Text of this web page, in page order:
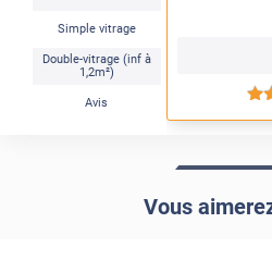
Simple vitrage
Double-vitrage (inf à
1,2m²)
Avis
Vous